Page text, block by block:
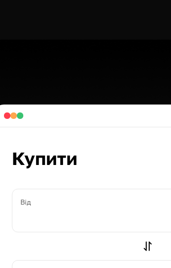
Купити
Від